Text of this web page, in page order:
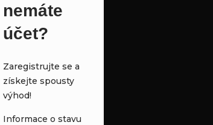
nemáte
účet?
Zaregistrujte se a
získejte spousty
výhod!
Informace o stavu